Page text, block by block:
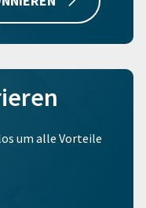
um alle Vorteile